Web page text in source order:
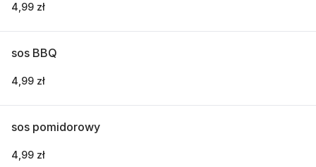
4,99 zł
sos BBQ
4,99 zł
sos pomidorowy
4,99 zł